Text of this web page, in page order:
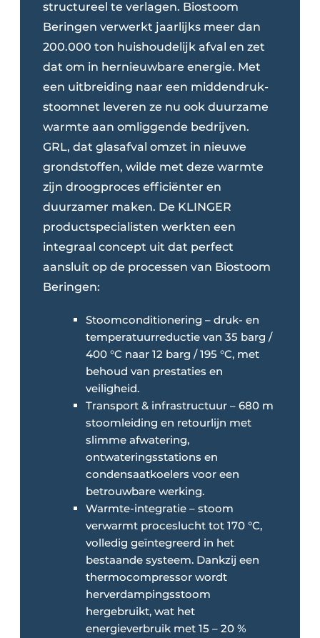
structureel te verlagen. Biostoom
Beringen verwerkt jaarlijks meer dan
200.000 ton huishoudelijk afval en zet
dat om in hernieuwbare energie. Met
een uitbreiding naar een middendruk-
stoomnet leveren ze nu ook duurzame
warmte aan omliggende bedrijven.
GRL, dat glasafval omzet in nieuwe
grondstoffen, wilde met deze warmte
zijn droogproces efficiënter en
duurzamer maken. De KLINGER
productspecialisten werkten een
integraal concept uit dat perfect
aansluit op de processen van Biostoom
Beringen:
Stoomconditionering – druk- en
temperatuurreductie van 35 barg /
400 °C naar 12 barg / 195 °C, met
behoud van prestaties en
veiligheid.
Transport & infrastructuur – 680 m
stoomleiding en retourlijn met
slimme afwatering,
ontwateringsstations en
condensaatkoelers voor een
betrouwbare werking.
Warmte-integratie – stoom
verwarmt proceslucht tot 170 °C,
volledig geïntegreerd in het
bestaande systeem. Dankzij een
thermocompressor wordt
herverdampingsstoom
hergebruikt, wat het
energieverbruik met 15 – 20 %